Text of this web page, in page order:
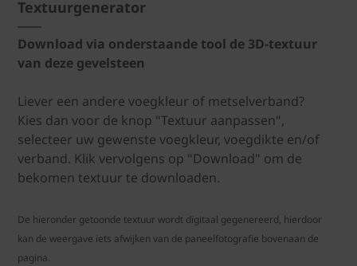
Textuurgenerator
Download via onderstaande tool de 3D-textuur
van deze gevelsteen
Liever een andere voegkleur of metselverband?
Kies dan voor de knop "Textuur aanpassen",
selecteer uw gewenste voegkleur, voegdikte en/of
verband. Klik vervolgens op "Download" om de
bekomen textuur te downloaden.
De hieronder getoonde textuur wordt digitaal gegenereerd, hierdoor
kan de weergave iets afwijken van de paneelfotografie bovenaan de
pagina.